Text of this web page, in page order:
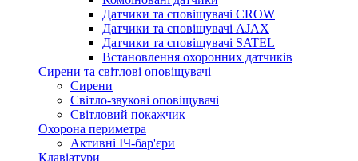
Датчики та сповіщувачі CROW
Датчики та сповіщувачі AJAX
Датчики та сповіщувачі SATEL
Встановлення охоронних датчиків
Сирени та світлові оповіщувачі
Сирени
Світло-звукові оповіщувачі
Світловий покажчик
Охорона периметра
Активні ІЧ-бар'єри
Клавіатури